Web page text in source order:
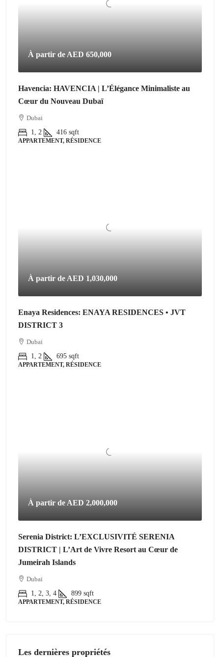
À partir de AED 650,000
Havencia: HAVENCIA | L’Élégance Minimaliste au
Cœur du Nouveau Dubaï
Dubai
1, 2
416 sqft
APPARTEMENT, RÉSIDENCE
À partir de AED 1,030,000
Enaya Residences: ENAYA RESIDENCES • JVT
DISTRICT 3
Dubai
1, 2
695 sqft
APPARTEMENT, RÉSIDENCE
À partir de AED 2,000,000
Serenia District: L’EXCLUSIVITÉ SERENIA
DISTRICT | L’Art de Vivre Resort au Cœur de
Jumeirah Islands
Dubai
1, 2, 3, 4
899 sqft
APPARTEMENT, RÉSIDENCE
Les dernières propriétés